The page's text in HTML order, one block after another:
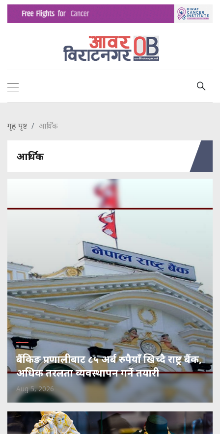
गृह पृष्ट आर्थिक
आर्थिक
बैंकिङ प्रणालीबाट ८५ अर्ब रुपैयाँ खिच्दै राष्ट्र बैंक,
अधिक तरलता व्यवस्थापन गर्ने तयारी
Aug 5, 2026